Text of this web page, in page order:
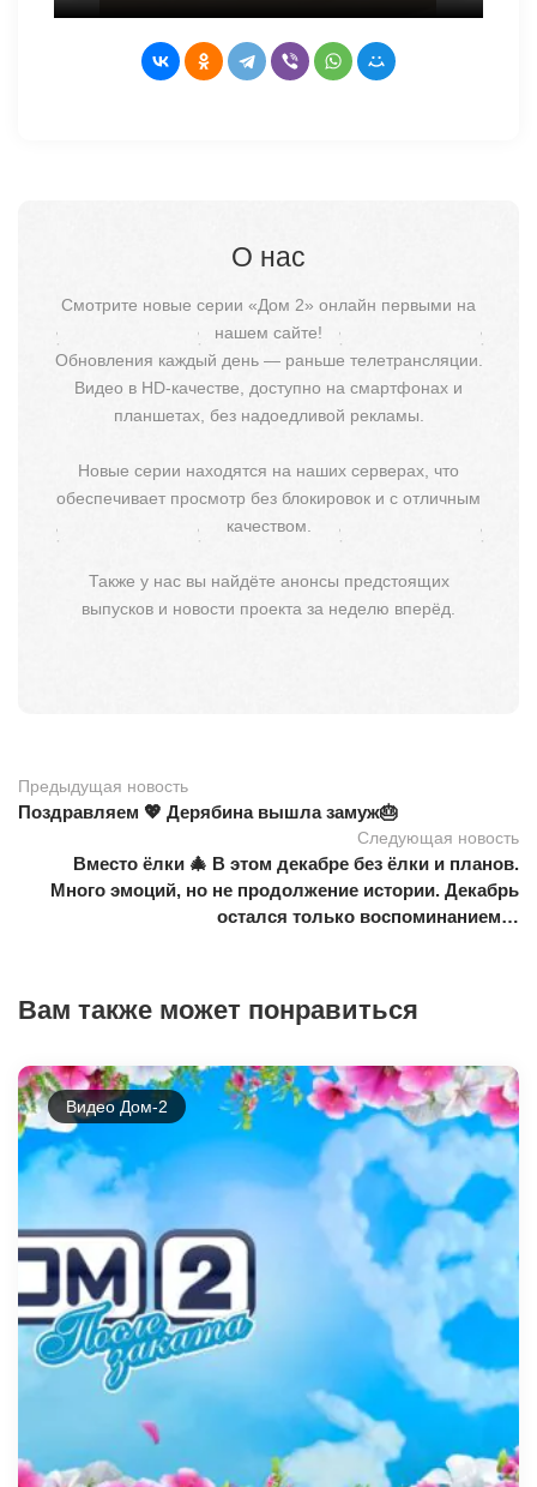
О нас
Смотрите новые серии «Дом 2» онлайн первыми на
нашем сайте!
Обновления каждый день — раньше телетрансляции.
Видео в HD-качестве, доступно на смартфонах и
планшетах, без надоедливой рекламы.
Новые серии находятся на наших серверах, что
обеспечивает просмотр без блокировок и с отличным
качеством.
Также у нас вы найдёте анонсы предстоящих
выпусков и новости проекта за неделю вперёд.
Предыдущая новость
Поздравляем 💖 Дерябина вышла замуж🎂
Следующая новость
Вместо ёлки 🎄 В этом декабре без ёлки и планов.
Много эмоций, но не продолжение истории. Декабрь
остался только воспоминанием…
Вам также может понравиться
Видео Дом-2